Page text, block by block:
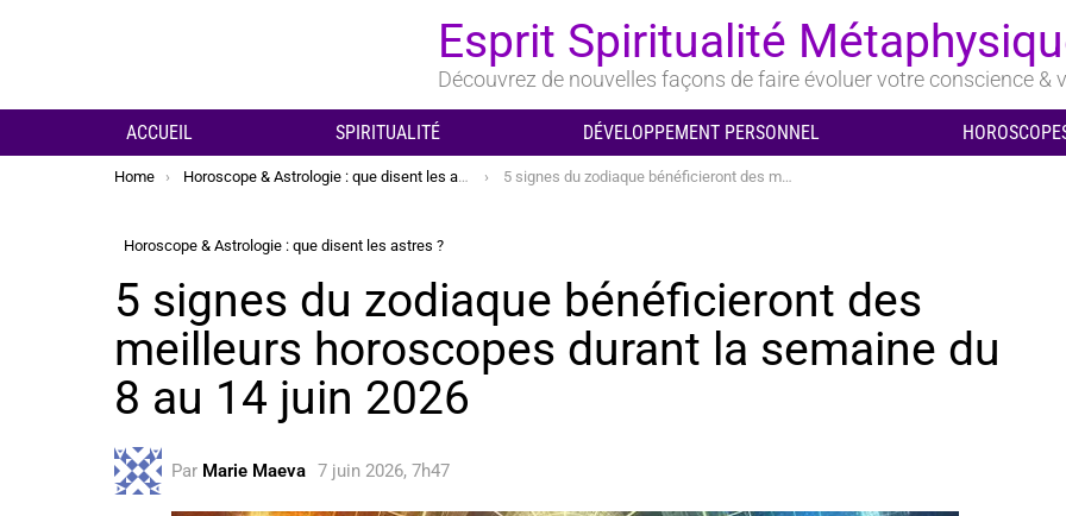
Esprit Spiritualité
Découvrez de nouvelles façons de faire évoluer votre conscience &
ACCUEIL SPIRITUALITÉ DÉVELOPPEMENT PERSONNEL
You are here:
Home Horoscope & Astrologie : que disent les astres ? 5 signes du zodiaque bénéficieront des meilleurs horoscopes durant la semaine du 8 au 14 juin 2026
Horoscope & Astrologie : que disent les astres ?
5 signes du zodiaque bénéficieront des
meilleurs horoscopes durant la semaine du
8 au 14 juin 2026
Par Marie Maeva 7 juin 2026, 7h47